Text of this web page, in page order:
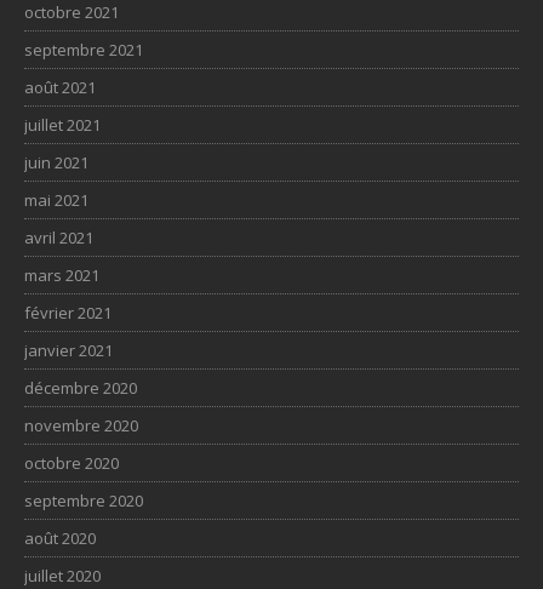
octobre 2021
septembre 2021
août 2021
juillet 2021
juin 2021
mai 2021
avril 2021
mars 2021
février 2021
janvier 2021
décembre 2020
novembre 2020
octobre 2020
septembre 2020
août 2020
juillet 2020